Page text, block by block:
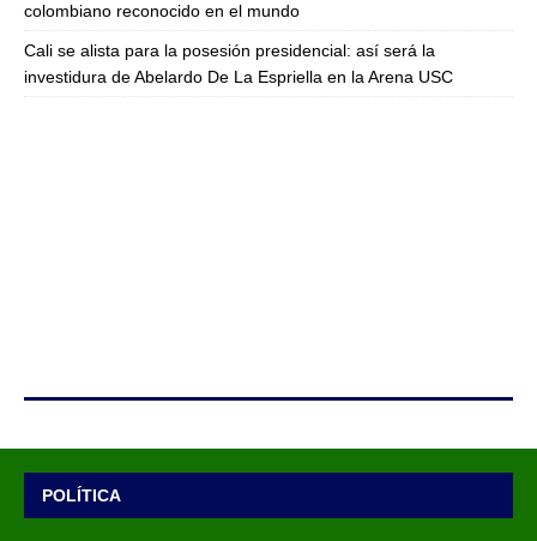
colombiano reconocido en el mundo
Cali se alista para la posesión presidencial: así será la
investidura de Abelardo De La Espriella en la Arena USC
POLÍTICA